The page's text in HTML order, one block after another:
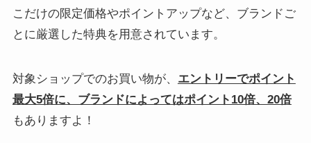
こだけの限定価格やポイントアップなど、ブランドご
とに厳選した特典を用意されています。
対象ショップでのお買い物が、 エントリーでポイント
最大5倍に、ブランドによってはポイント10倍、20倍
もありますよ！